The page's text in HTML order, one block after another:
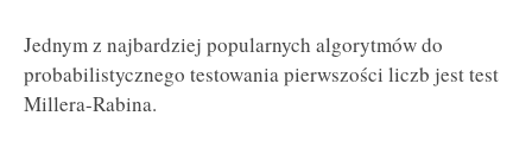
Jednym z najbardziej popularnych algorytmów do
probabilistycznego testowania pierwszości liczb jest test
Millera-Rabina.